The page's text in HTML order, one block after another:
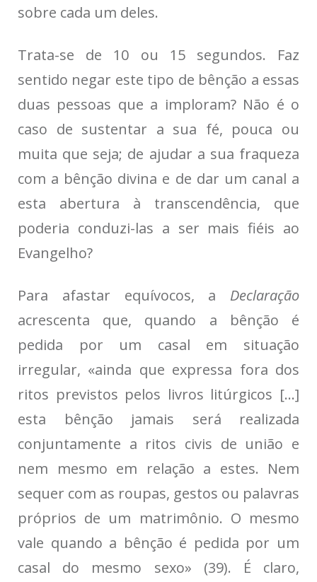
sobre cada um deles.
Trata-se de 10 ou 15 segundos. Faz
sentido negar este tipo de bênção a essas
duas pessoas que a imploram? Não é o
caso de sustentar a sua fé, pouca ou
muita que seja; de ajudar a sua fraqueza
com a bênção divina e de dar um canal a
esta abertura à transcendência, que
poderia conduzi-las a ser mais fiéis ao
Evangelho?
Para afastar equívocos, a Declaração
acrescenta que, quando a bênção é
pedida por um casal em situação
irregular, «ainda que expressa fora dos
ritos previstos pelos livros litúrgicos […]
esta bênção jamais será realizada
conjuntamente a ritos civis de união e
nem mesmo em relação a estes. Nem
sequer com as roupas, gestos ou palavras
próprios de um matrimônio. O mesmo
vale quando a bênção é pedida por um
casal do mesmo sexo» (39). É claro,